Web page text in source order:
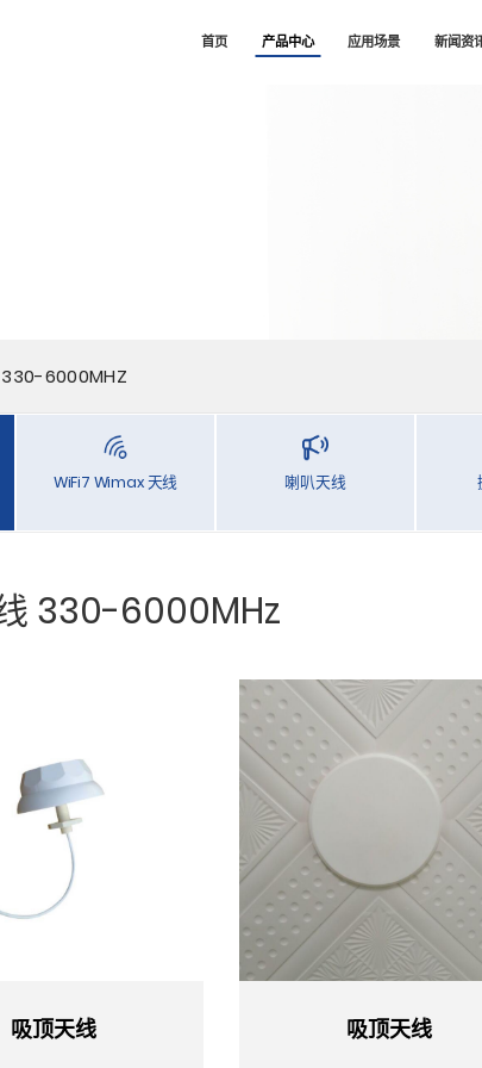
首页 产品中心 应用场景 新闻资
6000MHZ
WiFi7 Wimax 天线 喇叭天线
330-6000MHz
吸顶天线 吸顶天线